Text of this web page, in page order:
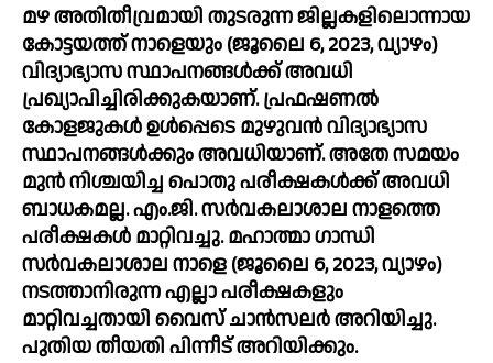
മഴ അതിതീവ്രമായി തുടരുന്ന ജില്ലകളിലൊന്നായ
കോട്ടയത്ത് നാളെയും (ജൂലൈ 6, 2023, വ്യാഴം)
വിദ്യാഭ്യാസ സ്ഥാപനങ്ങൾക്ക് അവധി
പ്രഖ്യാപിച്ചിരിക്കുകയാണ്. പ്രഫഷണൽ
കോളജുകൾ ഉൾപ്പെടെ മുഴുവൻ വിദ്യാഭ്യാസ
സ്ഥാപനങ്ങൾക്കും അവധിയാണ്. അതേ സമയം
മുൻ നിശ്ചയിച്ച പൊതു പരീക്ഷകൾക്ക് അവധി
ബാധകമല്ല. എം.ജി. സര്‍വകലാശാല നാളത്തെ
പരീക്ഷകള്‍ മാറ്റിവച്ചു. മഹാത്മാ ഗാന്ധി
സര്‍വകലാശാല നാളെ (ജൂലൈ 6, 2023, വ്യാഴം)
നടത്താനിരുന്ന എല്ലാ പരീക്ഷകളും
മാറ്റിവച്ചതായി വൈസ് ചാന്‍സലര്‍ അറിയിച്ചു.
പുതിയ തീയതി പിന്നീട് അറിയിക്കും.